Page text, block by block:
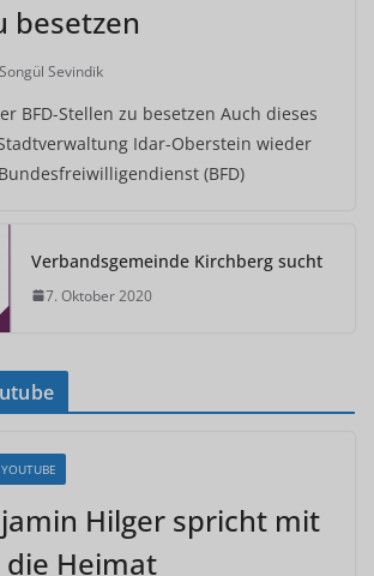
besetzen
Songül Sevindik
BFD-Stellen zu besetzen Auch dieses
Idar-Oberstein wieder
(BFD)
Verbandsgemeinde Kirchberg sucht
7. Oktober 2020
Hilger spricht mit
Heimat